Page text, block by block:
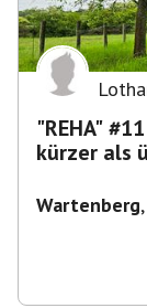
"REHA"
kürzer als
Wartenberg,